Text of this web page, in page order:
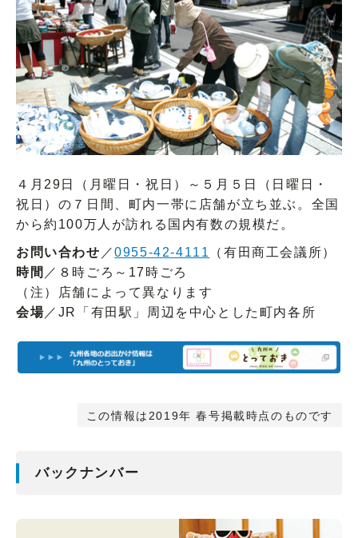
４月29日（月曜日・祝日）～５月５日（日曜日・
祝日）の７日間、町内一帯に店舗が立ち並ぶ。全国
から約100万人が訪れる国内有数の規模だ。
お問い合わせ ／0955-42-4111
（有田商工会議所）
時間 ／８時ごろ～17時ごろ
（注）店舗によって異なります
会場 ／JR「有田駅」周辺を中心とした町内各所
この情報は2019年 春号掲載時点のものです
バックナンバー